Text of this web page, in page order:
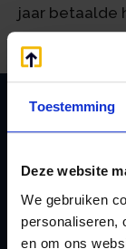
Toestemming
Deze website
We gebruiken
personaliseren,
en om ons
jaar betaalde
Handige